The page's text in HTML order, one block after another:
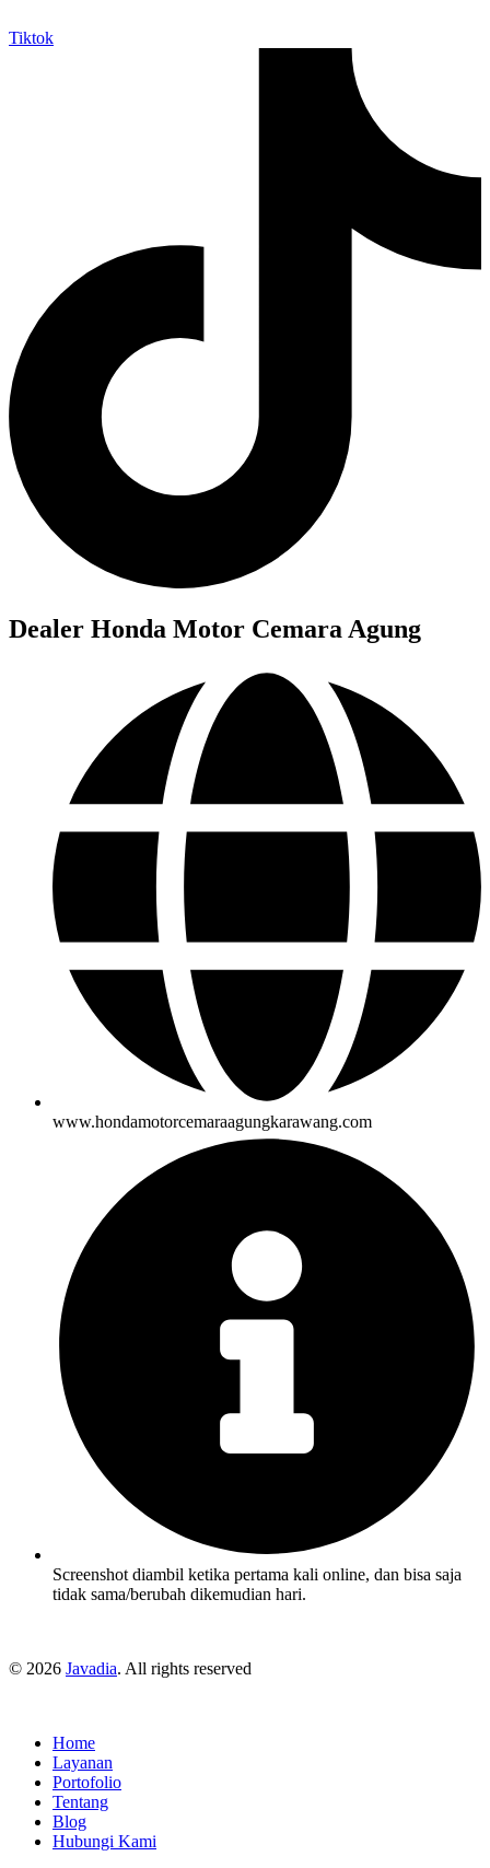
Tiktok
Dealer Honda Motor Cemara Agung
www.hondamotorcemaraagungkarawang.com
Screenshot diambil ketika pertama kali online, dan bisa saja
tidak sama/berubah dikemudian hari.
© 2026 Javadia. All rights reserved
Home
Layanan
Portofolio
Tentang
Blog
Hubungi Kami